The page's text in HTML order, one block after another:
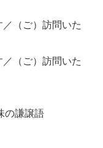
（ご）訪問いた
（ご）訪問いた
の謙譲語